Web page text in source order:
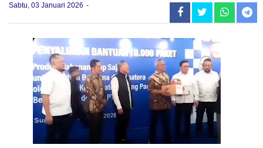
Sabtu, 03 Januari 2026